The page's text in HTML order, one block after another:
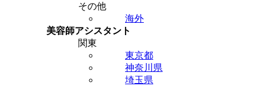
その他
海外
美容師アシスタント
関東
東京都
神奈川県
埼玉県